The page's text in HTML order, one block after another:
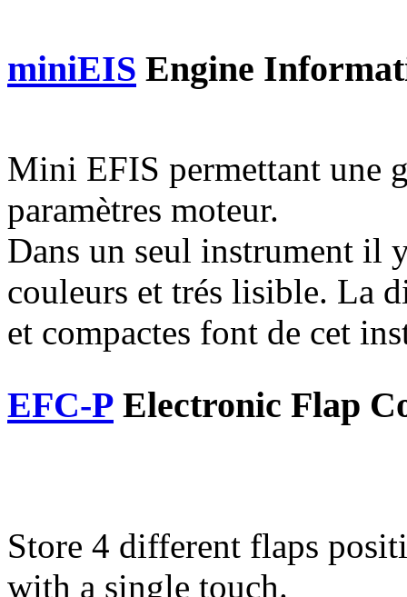
miniEIS Engine
Mini EFIS permettant une
paramètres moteur.
Dans un seul instrument il
couleurs et trés lisible. La
et compactes font de cet
EFC-P Electronic Flap
Store 4 different flaps
with a single touch.